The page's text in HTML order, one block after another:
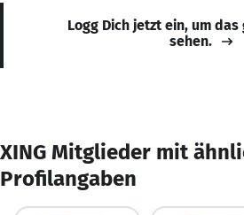
Logg Dich jetzt ein, um
sehen.
XING Mitglieder mit
Profilangaben